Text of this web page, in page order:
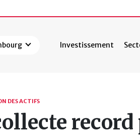
Investissement
DES ACTIFS